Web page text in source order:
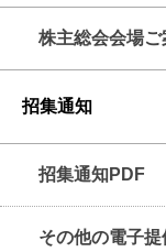
株主総会会場ご
招集通知
招集通知PDF
その他の電子